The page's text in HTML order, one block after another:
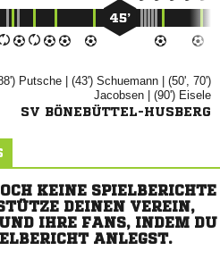
45’
 | (43')  | (50', 70')
 | (90') 
SV BÖNEBÜTTEL-HUSBERG
KEINE SPIELBERICHTE
DEINEN VEREIN,
IHRE FANS, INDEM DU
ANLEGST.